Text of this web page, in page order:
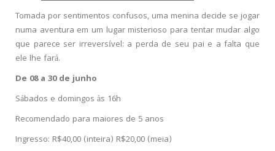
Tomada por sentimentos confusos, uma menina decide se jogar
numa aventura em um lugar misterioso para tentar mudar algo
que parece ser irreversível: a perda de seu pai e a falta que
ele lhe fará.
De 08 a 30 de junho
Sábados e domingos às 16h
Recomendado para maiores de 5 anos
Ingresso: R$40,00 (inteira) R$20,00 (meia)